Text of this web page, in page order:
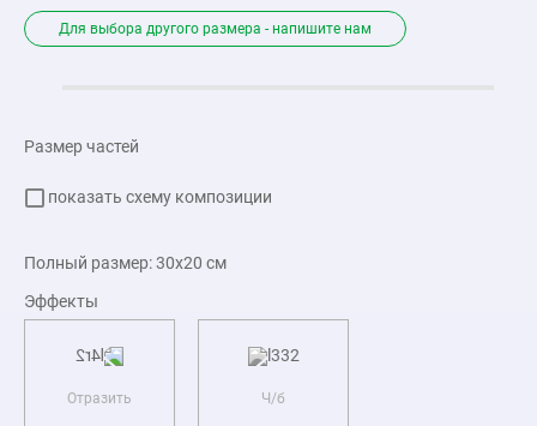
Для выбора другого размера - напишите нам
Размер частей
показать схему композиции
Полный размер:30x20 см
Эффекты
Отразить Ч/б